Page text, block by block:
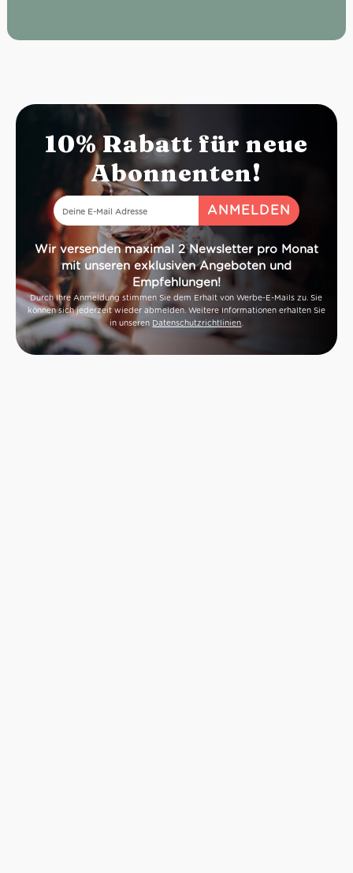
10% Rabatt für neue
Abonnenten!
Wir versenden maximal 2 Newsletter pro Monat
mit unseren exklusiven Angeboten und
Empfehlungen!
Durch Ihre Anmeldung stimmen Sie dem Erhalt von Werbe-E-Mails zu. Sie
können sich jederzeit wieder abmelden. Weitere Informationen erhalten Sie
in unseren Datenschutzrichtlinien.